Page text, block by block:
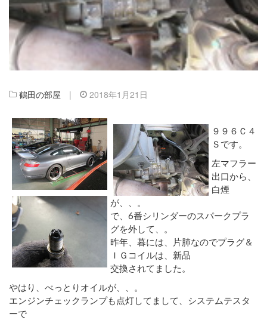
鶴田の部屋 | 2018年1月21日
９９６Ｃ４
Ｓです。
左マフラー
出口から、
白煙
が、、。
で、6番シリンダーのスパークプラ
グを外して、。
昨年、暮には、片肺なのでプラグ＆
ＩＧコイルは、新品
交換されてました。
やはり、べっとりオイルが、、。
エンジンチェックランプも点灯してまして、システムテスタ
ーで